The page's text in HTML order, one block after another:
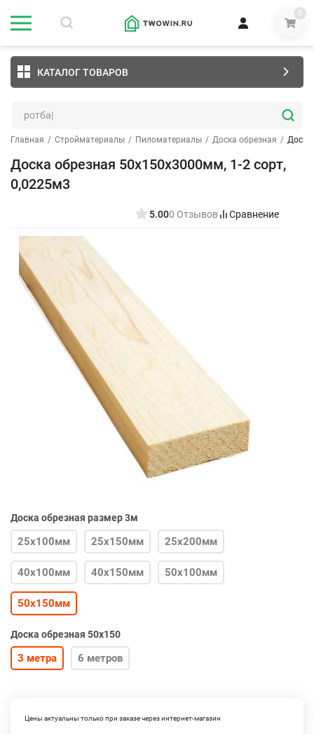
0
КАТАЛОГ ТОВАРОВ
Главная / Стройматериалы / Пиломатериалы / Доска обрезная / Доска
Доска обрезная 50х150х3000мм, 1-2 сорт,
0,0225м3
5.000 Отзывов Сравнение
Доска обрезная размер 3м
25х100мм 25х150мм 25х200мм
40х100мм 40х150мм 50х100мм
50х150мм
Доска обрезная 50х150
3 метра 6 метров
Цены актуальны только при заказе через интернет-магазин